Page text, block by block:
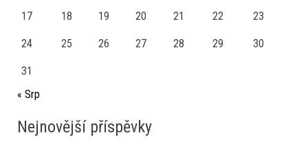
17 18 19 20 21 22 23
24 25 26 27 28 29 30
31
« Srp
Nejnovější příspěvky